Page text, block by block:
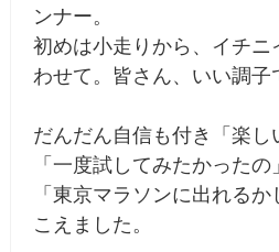
ンナー。
初めは小走りから、イチニ
わせて。皆さん、いい調子
だんだん自信も付き「楽し
「一度試してみたかったの」
「東京マラソンに出れる
こえました。